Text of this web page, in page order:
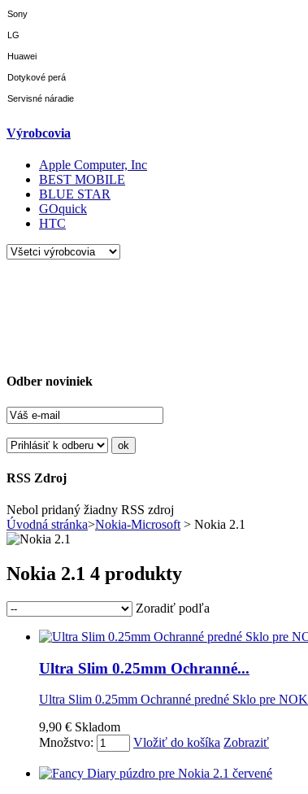
Sony
LG
Huawei
Dotykové perá
Servisné náradie
Výrobcovia
Apple Computer, Inc
BEST MOBILE
BLUE STAR
GOquick
HTC
Odber noviniek
RSS Zdroj
Nebol pridaný žiadny RSS zdroj
Úvodná stránka>Nokia-Microsoft > Nokia 2.1
Nokia 2.1 4 produkty
Zoradiť podľa
Ultra Slim 0.25mm Ochranné...
Ultra Slim 0.25mm Ochranné predné Sklo pre
9,90 € Skladom
Množstvo:
Vložiť do košíka Zobraziť